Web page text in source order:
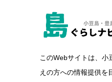
このWebサイトは、小
えの方への情報提供を